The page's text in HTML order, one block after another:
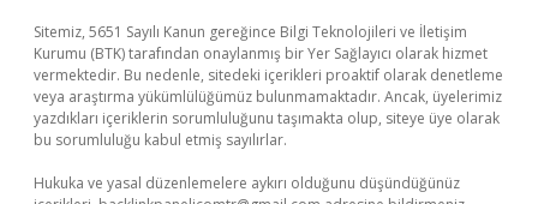
Sitemiz, 5651 Sayılı Kanun gereğince Bilgi Teknolojileri ve İletişim
Kurumu (BTK) tarafından onaylanmış bir Yer Sağlayıcı olarak hizmet
vermektedir. Bu nedenle, sitedeki içerikleri proaktif olarak denetleme
veya araştırma yükümlülüğümüz bulunmamaktadır. Ancak, üyelerimiz
yazdıkları içeriklerin sorumluluğunu taşımakta olup, siteye üye olarak
bu sorumluluğu kabul etmiş sayılırlar.
Hukuka ve yasal düzenlemelere aykırı olduğunu düşündüğünüz